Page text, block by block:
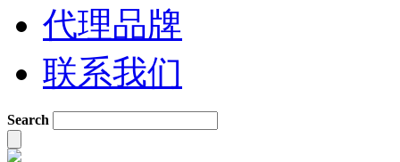
代理品牌
联系我们
Search